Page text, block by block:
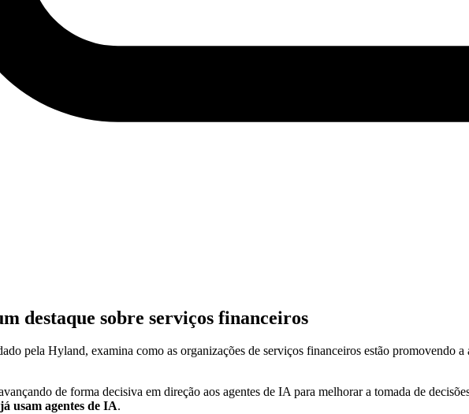
destaque sobre serviços financeiros
pela Hyland, examina como as organizações de serviços financeiros estão promovendo
de forma decisiva em direção aos agentes de IA para melhorar a tomada de
usam agentes de IA.